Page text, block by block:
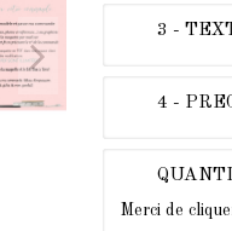
3 -
4 -
Merci de